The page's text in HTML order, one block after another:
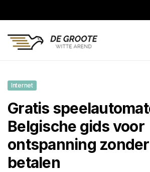
Internet
Gratis
Belgische gids voor
ontspanning
betalen